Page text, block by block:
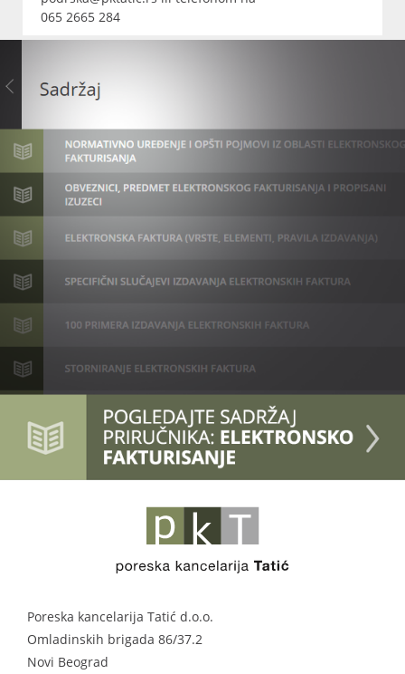
065 2665 284
Poreska kancelarija Tatić d.o.o.
Omladinskih brigada 86/37.2
Novi Beograd